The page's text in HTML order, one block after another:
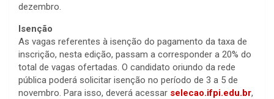
dezembro.
Isenção
As vagas referentes à isenção do pagamento da taxa de
inscrição, nesta edição, passam a corresponder a 20% do
total de vagas ofertadas. O candidato oriundo da rede
pública poderá solicitar isenção no período de 3 a 5 de
novembro. Para isso, deverá acessar selecao.ifpi.edu.br,